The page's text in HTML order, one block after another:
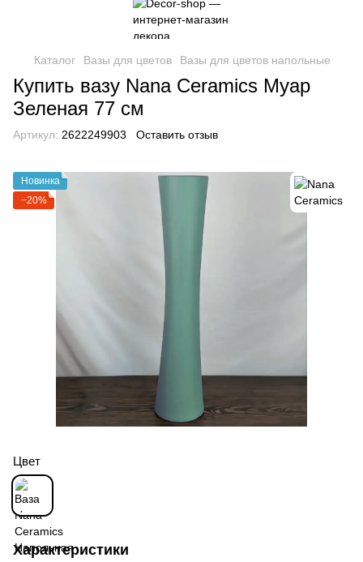
Каталог Вазы для цветов Вазы для цветов напольные
Купить вазу Nana Ceramics Муар
Зеленая 77 см
Артикул: 2622249903 Оставить отзыв
Новинка
−20%
Цвет
Характеристики